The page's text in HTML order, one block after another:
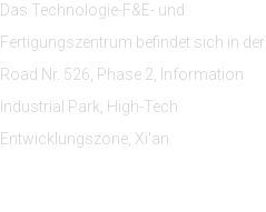
Das Technologie-F&E- und
Fertigungszentrum befindet sich in
Road Nr. 526, Phase 2, Information
Industrial Park, High-Tech
Entwicklungszone, Xi'an.